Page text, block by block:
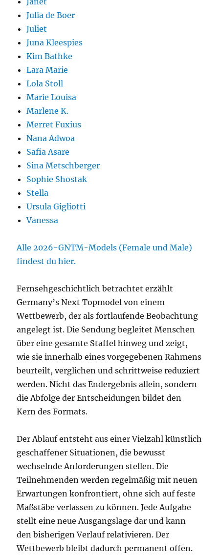
Julia de Boer
Juliet
Juna Kleespies
Kim Bathke
Lara Marie
Lola Stoll
Marie Louisa
Marlene K.
Merret Fuxius
Nana Adwoa
Safia Asare
Sina Metschberger
Sophie Shostak
Stella
Ursula Gigliotti
Vanessa
Alle 2026-GNTM-Models (Female und Male)
findest du hier.
Fernsehgeschichtlich betrachtet erzählt
Germany’s Next Topmodel von einem
Wettbewerb, der als fortlaufende Beobachtung
angelegt ist. Die Sendung begleitet Menschen
über eine gesamte Staffel hinweg und zeigt,
wie sie innerhalb eines vorgegebenen Rahmens
beurteilt, verglichen und schrittweise reduziert
werden. Nicht das Endergebnis allein, sondern
die Abfolge der Entscheidungen bildet den
Kern des Formats.
Der Ablauf entsteht aus einer Vielzahl künstlich
geschaffener Situationen, die bewusst
wechselnde Anforderungen stellen. Die
Teilnehmenden werden regelmäßig mit neuen
Erwartungen konfrontiert, ohne sich auf feste
Maßstäbe verlassen zu können. Jede Aufgabe
stellt eine neue Ausgangslage dar und kann
den bisherigen Verlauf relativieren. Der
Wettbewerb bleibt dadurch permanent offen.